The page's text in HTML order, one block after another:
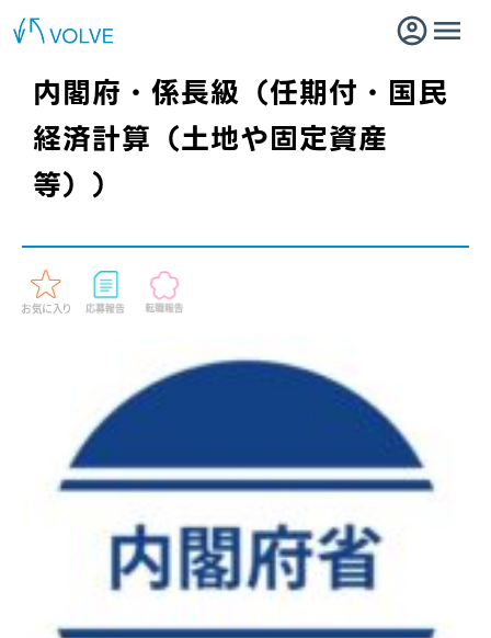
内閣府・係長級（任期付・国民
経済計算（土地や固定資産
等））